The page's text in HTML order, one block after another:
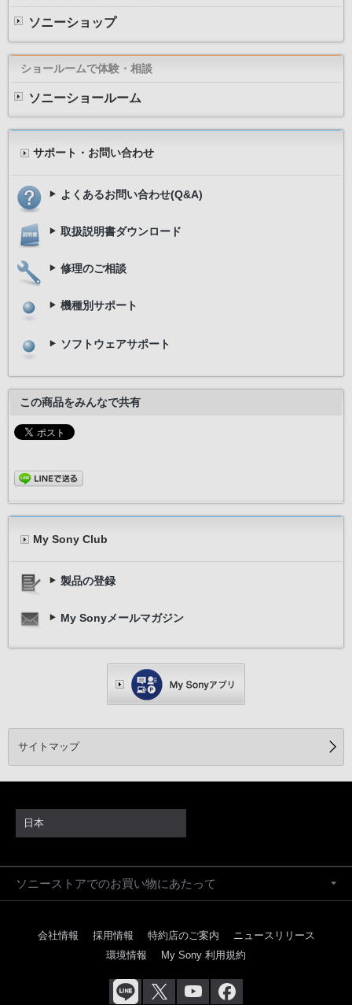
ソニーショップ
ショールームで体験・相談
ソニーショールーム
サポート・お問い合わせ
よくあるお問い合わせ(Q&A)
取扱説明書ダウンロード
修理のご相談
機種別サポート
ソフトウェアサポート
この商品をみんなで共有
My Sony Club
製品の登録
My Sonyメールマガジン
サイトマップ
日本
ソニーストアでのお買い物にあたって
会社情報 採用情報 特約店のご案内
ニュースリリース
環境情報
My Sony 利用規約